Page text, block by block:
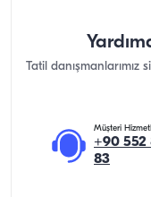
Tatil danışmanlarımız
Müşteri
+90 552
83